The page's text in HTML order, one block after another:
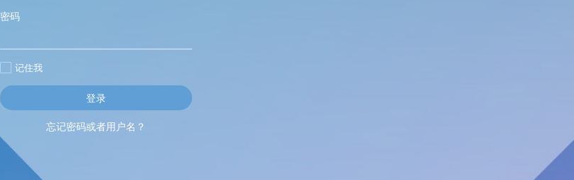
密码
记住我
忘记密码或者用户名？